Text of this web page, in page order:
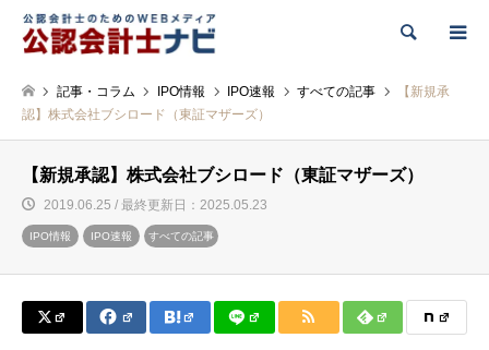
検索
記事・コラム IPO情報 IPO速報 すべての記事
【新規承
認】株式会社ブシロード（東証マザーズ）
【新規承認】株式会社ブシロード（東証マザーズ）
2019.06.25 / 最終更新日：2025.05.23
IPO情報 IPO速報 すべての記事